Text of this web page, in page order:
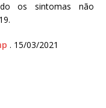
os sintomas não
. 15/03/2021